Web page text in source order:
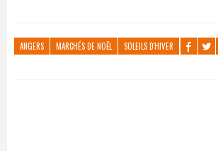
ANGERS MARCHÉS DE NOËL SOLEILS D'HIVER